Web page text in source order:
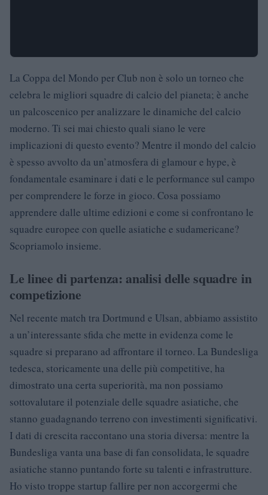
La Coppa del Mondo per Club non è solo un torneo che
celebra le migliori squadre di calcio del pianeta; è anche
un palcoscenico per analizzare le dinamiche del calcio
moderno. Ti sei mai chiesto quali siano le vere
implicazioni di questo evento? Mentre il mondo del calcio
è spesso avvolto da un’atmosfera di glamour e hype, è
fondamentale esaminare i dati e le performance sul campo
per comprendere le forze in gioco. Cosa possiamo
apprendere dalle ultime edizioni e come si confrontano le
squadre europee con quelle asiatiche e sudamericane?
Scopriamolo insieme.
Le linee di partenza: analisi delle squadre in
competizione
Nel recente match tra Dortmund e Ulsan, abbiamo assistito
a un’interessante sfida che mette in evidenza come le
squadre si preparano ad affrontare il torneo. La Bundesliga
tedesca, storicamente una delle più competitive, ha
dimostrato una certa superiorità, ma non possiamo
sottovalutare il potenziale delle squadre asiatiche, che
stanno guadagnando terreno con investimenti significativi.
I dati di crescita raccontano una storia diversa: mentre la
Bundesliga vanta una base di fan consolidata, le squadre
asiatiche stanno puntando forte su talenti e infrastrutture.
Ho visto troppe startup fallire per non accorgermi che